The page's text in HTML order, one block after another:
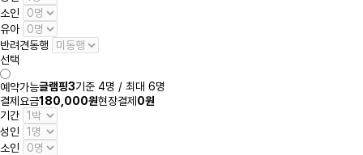
소인
유아
반려견동행
선택
예약가능글램핑3기준 4명 / 최대 6명
결제요금180,000원현장결제0원
기간
성인
소인